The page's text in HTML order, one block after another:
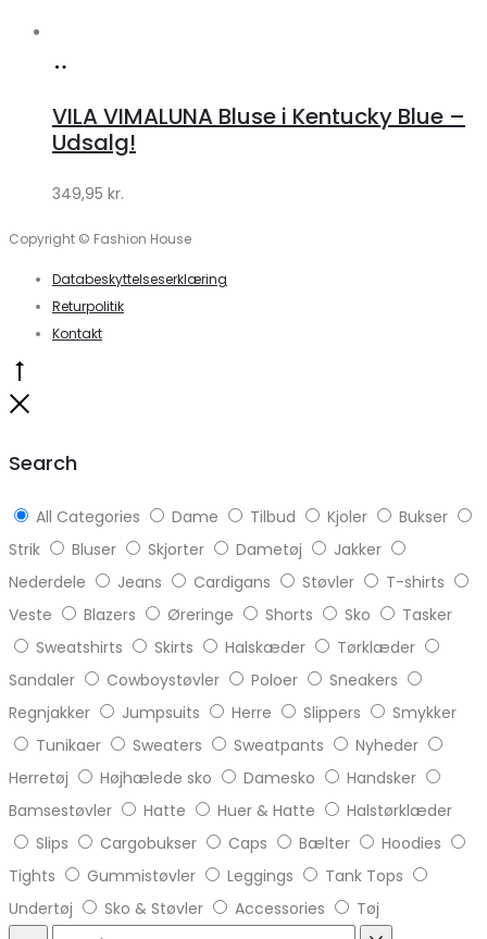
Klædeskabet.dk
VILA VIMALUNA Bluse i Kentucky Blue –
Udsalg!
349,95 kr.
Copyright © Fashion House
Databeskyttelseserklæring
Returpolitik
Kontakt
Search
All Categories Dame Tilbud Kjoler
Bukser
Strik
Bluser Skjorter Dametøj
Jakker
Nederdele
Jeans Cardigans Støvler
T-shirts
Veste
Blazers Øreringe Shorts Sko
Tasker
Sweatshirts
Skirts Halskæder
Tørklæder
Sandaler
Cowboystøvler Poloer
Sneakers
Regnjakker
Jumpsuits Herre Slippers
Smykker
Tunikaer
Sweaters Sweatpants
Nyheder
Herretøj
Højhælede sko Damesko
Handsker
Bamsestøvler
Hatte Huer & Hatte
Halstørklæder
Slips
Cargobukser Caps Bælter
Hoodies
Tights
Gummistøvler Leggings
Tank Tops
Undertøj
Sko & Støvler Accessories Tøj